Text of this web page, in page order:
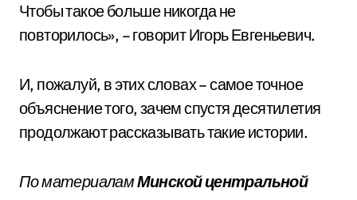
Чтобы такое больше никогда не
повторилось», – говорит Игорь Евгеньевич.
И, пожалуй, в этих словах – самое точное
объяснение того, зачем спустя десятилетия
продолжают рассказывать такие истории.
По материаламМинской центральной